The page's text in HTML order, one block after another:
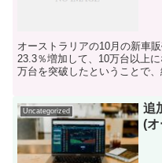
オーストラリアの10月の新車
23.3％増加して、10万台以上
万台を突破したということで
Uncategorized
追
(オ